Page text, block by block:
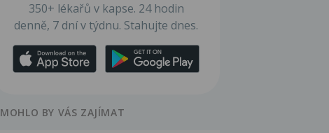
350+ lékařů v kapse. 24 hodin
denně, 7 dní v týdnu. Stahujte dnes.
MOHLO BY VÁS ZAJÍMAT